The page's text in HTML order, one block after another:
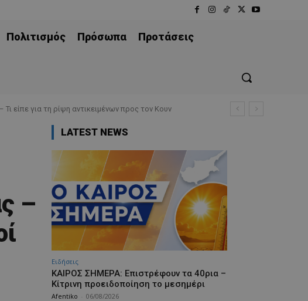
Πολιτισμός Πρόσωπα
Προτάσεις
είπε για τη ρίψη αντικειμένων προς τον Κουν
–
LATEST NEWS
Ειδήσεις
ΚΑΙΡΟΣ ΣΗΜΕΡΑ: Επιστρέφουν τα 40ρια –
Κίτρινη προειδοποίηση το μεσημέρι
Afentiko 06/08/2026